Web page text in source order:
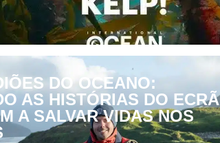
DO OCEANO:
AS HISTÓRIAS DO ECRÃ
A SALVAR VIDAS NOS